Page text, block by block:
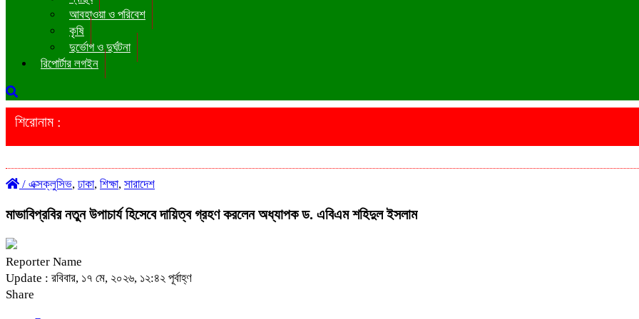
আবহাওয়া ও পরিবেশ
কৃষি
দুর্ভোগ ও দুর্ঘটনা
রিপোর্টার লগইন
শিরোনাম :
/ এক্সক্লুসিভ, ঢাকা, শিক্ষা, সারাদেশ
মাভাবিপ্রবির নতুন উপাচার্য হিসেবে দায়িত্ব গ্রহণ করলেন অধ্যাপক ড. এবিএম শহিদুল ইসলাম
Reporter Name
Update : রবিবার, ১৭ মে, ২০২৬, ১২:৪২ পূর্বাহ্ণ
Share